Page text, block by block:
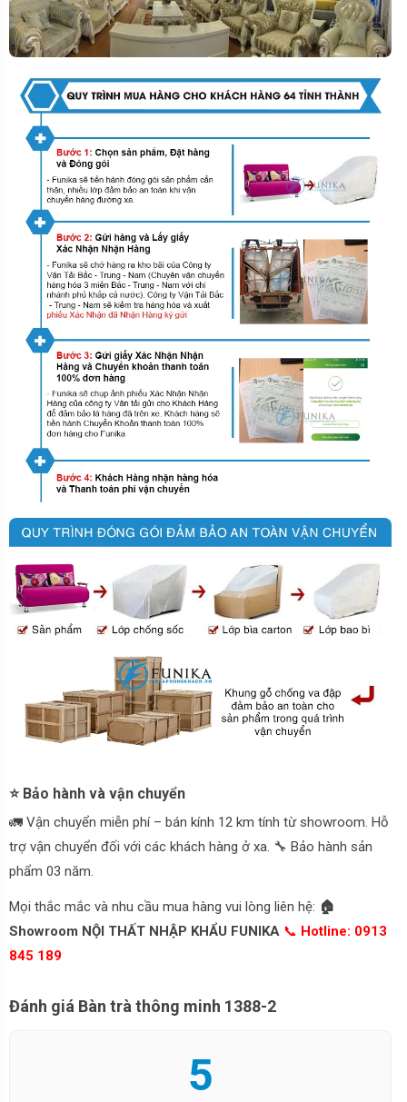
⭐ Bảo hành và vận chuyển
🚛 Vận chuyển miễn phí – bán kính 12 km tính từ showroom. Hỗ
trợ vận chuyển đối với các khách hàng ở xa. 🔧 Bảo hành sản
phẩm 03 năm.
Mọi thắc mắc và nhu cầu mua hàng vui lòng liên hệ: 🏠
Showroom NỘI THẤT NHẬP KHẨU FUNIKA 📞 Hotline: 0913
845 189
Đánh giá Bàn trà thông minh 1388-2
5